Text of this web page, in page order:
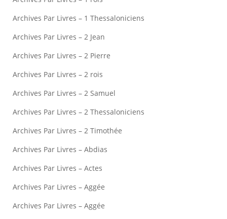
Archives Par Livres – 1 Thessaloniciens
Archives Par Livres – 2 Jean
Archives Par Livres – 2 Pierre
Archives Par Livres – 2 rois
Archives Par Livres – 2 Samuel
Archives Par Livres – 2 Thessaloniciens
Archives Par Livres – 2 Timothée
Archives Par Livres – Abdias
Archives Par Livres – Actes
Archives Par Livres – Aggée
Archives Par Livres – Aggée